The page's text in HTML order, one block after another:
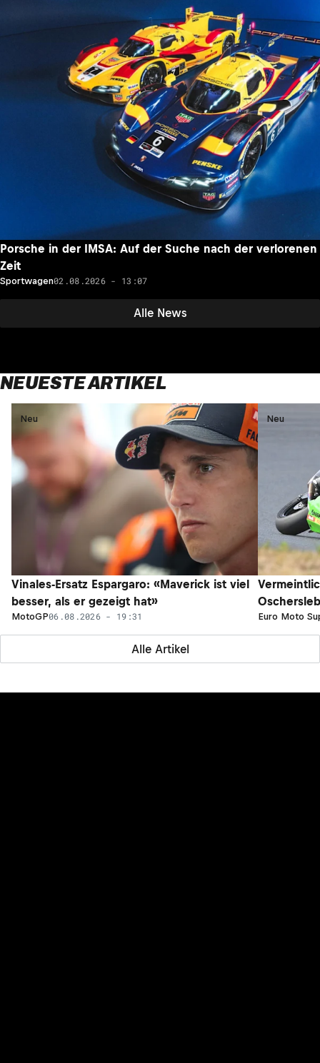
Alle News
Porsche in der IMSA: Auf der Suche nach der verlorenen
Zeit
Sportwagen02.08.2026 - 13:07
NEUESTE ARTIKEL
Alle Artikel
Neu
Vinales-Ersatz Espargaro: «Maverick ist viel
besser, als er gezeigt hat»
MotoGP06.08.2026 - 19:31
Neu
Euro Moto